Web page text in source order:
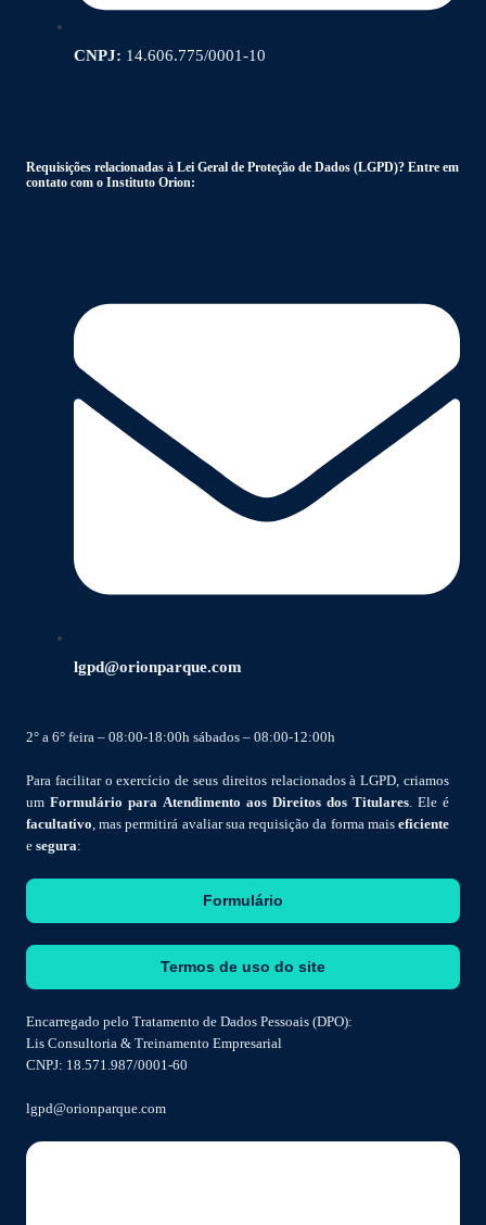
CNPJ: 14.606.775/0001-10
Requisições relacionadas à Lei Geral de Proteção de Dados (LGPD)? Entre em
contato com o Instituto Orion:
lgpd@orionparque.com
2° a 6° feira – 08:00-18:00h sábados – 08:00-12:00h
Para facilitar o exercício de seus direitos relacionados à LGPD, criamos
um Formulário para Atendimento aos Direitos dos Titulares. Ele é
facultativo, mas permitirá avaliar sua requisição da forma mais eficiente
e segura:
Formulário
Termos de uso do site
Encarregado pelo Tratamento de Dados Pessoais (DPO):
Lis Consultoria & Treinamento Empresarial
CNPJ: 18.571.987/0001-60
lgpd@orionparque.com